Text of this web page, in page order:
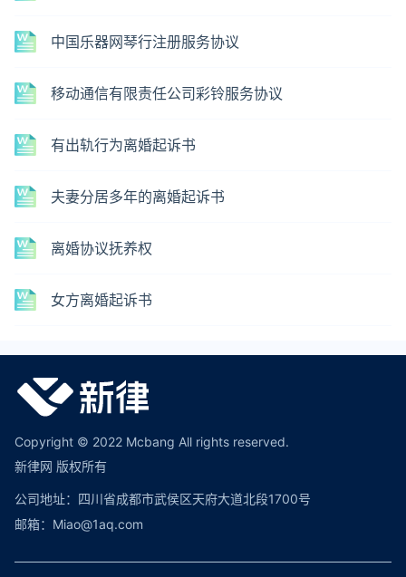
中国乐器网琴行注册服务协议
移动通信有限责任公司彩铃服务协议
有出轨行为离婚起诉书
夫妻分居多年的离婚起诉书
离婚协议抚养权
女方离婚起诉书
Copyright © 2022 Mcbang All rights reserved.
新律网 版权所有
公司地址：四川省成都市武侯区天府大道北段1700号
邮箱：Miao@1aq.com